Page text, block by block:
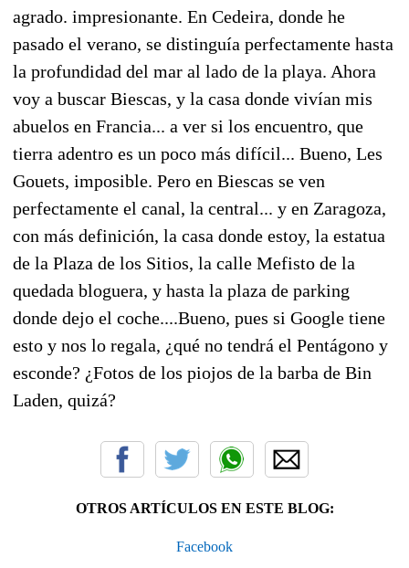
agrado. impresionante. En Cedeira, donde he
pasado el verano, se distinguía perfectamente hasta
la profundidad del mar al lado de la playa. Ahora
voy a buscar Biescas, y la casa donde vivían mis
abuelos en Francia... a ver si los encuentro, que
tierra adentro es un poco más difícil... Bueno, Les
Gouets, imposible. Pero en Biescas se ven
perfectamente el canal, la central... y en Zaragoza,
con más definición, la casa donde estoy, la estatua
de la Plaza de los Sitios, la calle Mefisto de la
quedada bloguera, y hasta la plaza de parking
donde dejo el coche....Bueno, pues si Google tiene
esto y nos lo regala, ¿qué no tendrá el Pentágono y
esconde? ¿Fotos de los piojos de la barba de Bin
Laden, quizá?
OTROS ARTÍCULOS EN ESTE BLOG:
Facebook